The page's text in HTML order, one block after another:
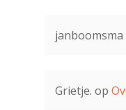
janboomsma
Grietje. op